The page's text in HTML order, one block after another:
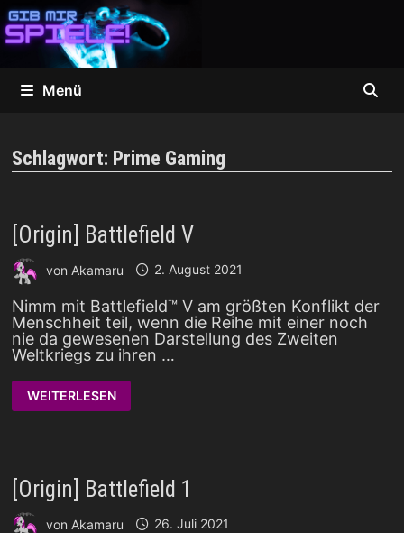
Zum
Inhalt
springen
Menü
Schlagwort: Prime Gaming
[Origin] Battlefield V
von Akamaru 2. August 2021
Nimm mit Battlefield™ V am größten Konflikt der
Menschheit teil, wenn die Reihe mit einer noch
nie da gewesenen Darstellung des Zweiten
Weltkriegs zu ihren …
[ORIGIN]
BATTLEFIELD
WEITERLESEN
[Origin] Battlefield 1
von Akamaru 26. Juli 2021